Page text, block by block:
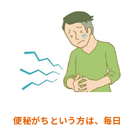
便秘がちという方は、毎